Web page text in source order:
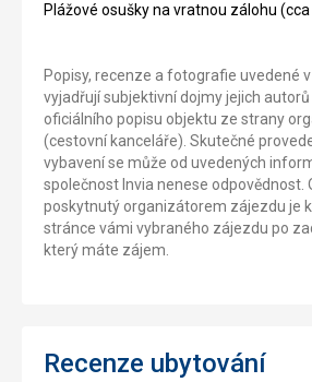
Plážové osušky na vratnou zálohu (cca
Popisy, recenze a fotografie uvedené
vyjadřují subjektivní dojmy jejich
oficiálního popisu objektu ze strany
(cestovní kanceláře). Skutečné
vybavení se může od uvedených
společnost Invia nenese odpovědnost.
poskytnutý organizátorem zájezdu je
stránce vámi vybraného zájezdu po
který máte zájem.
Recenze ubytování